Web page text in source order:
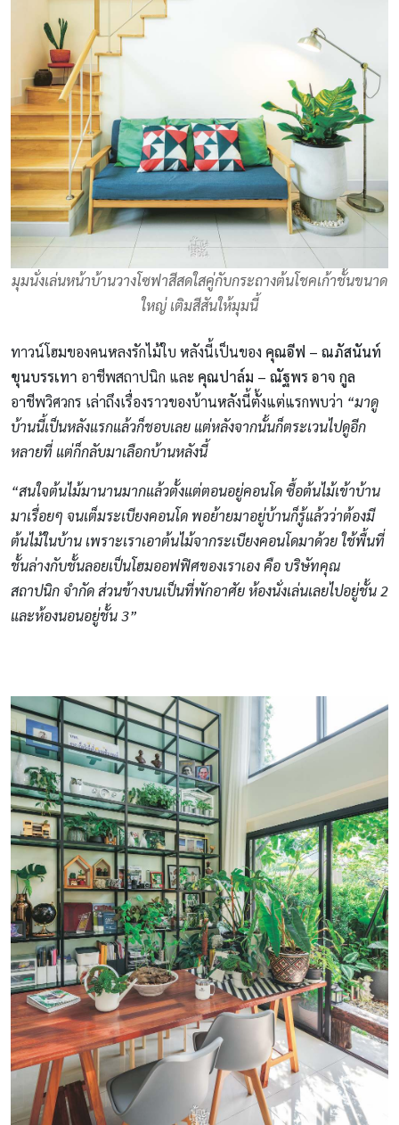
มุมนั่งเล่นหน้าบ้านวางโซฟาสีสดใสคู่กับกระถางต้นโชคเก้าชั้นขนาด
ใหญ่ เติมสีสันให้มุมนี้
ทาวน์โฮมของคนหลงรักไม้ใบ หลังนี้เป็นของ คุณอีฟ – ณภัสนันท์
ขุนบรรเทา อาชีพสถาปนิก และ คุณปาล์ม – ณัฐพร อาจ กูล
อาชีพวิศวกร เล่าถึงเรื่องราวของบ้านหลังนี้ตั้งแต่แรกพบว่า “มาดู
บ้านนี้เป็นหลังแรกแล้วก็ชอบเลย แต่หลังจากนั้นก็ตระเวนไปดูอีก
หลายที่ แต่ก็กลับมาเลือกบ้านหลังนี้
“สนใจต้นไม้มานานมากแล้วตั้งแต่ตอนอยู่คอนโด ซื้อต้นไม้เข้าบ้าน
มาเรื่อยๆ จนเต็มระเบียงคอนโด พอย้ายมาอยู่บ้านก็รู้แล้วว่าต้องมี
ต้นไม้ในบ้าน เพราะเราเอาต้นไม้จากระเบียงคอนโดมาด้วย ใช้พื้นที่
ชั้นล่างกับชั้นลอยเป็นโฮมออฟฟิศของเราเอง คือ บริษัทคุณ
สถาปนิก จำกัด ส่วนข้างบนเป็นที่พักอาศัย ห้องนั่งเล่นเลยไปอยู่ชั้น 2
และห้องนอนอยู่ชั้น 3”